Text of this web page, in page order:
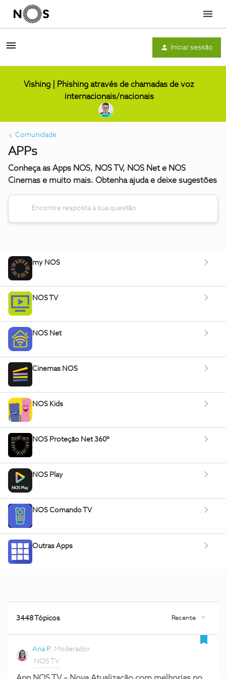
Menu
Iniciar sessão
Vishing | Phishing através de chamadas de voz
internacionais/nacionais
Comunidade
APPs
Conheça as Apps NOS, NOS TV, NOS Net e NOS
Cinemas e muito mais. Obtenha ajuda e deixe sugestões
my NOS
NOS TV
NOS Net
Cinemas NOS
NOS Kids
NOS Proteção Net 360º
NOS Play
NOS Comando TV
Outras Apps
3448 Tópicos Recente
Ana P.
Moderador
NOS TV